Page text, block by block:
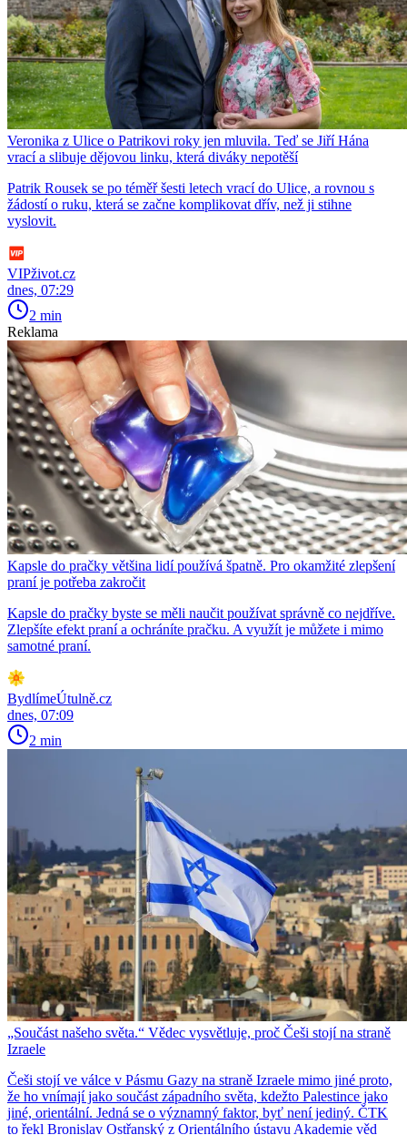
Veronika z Ulice o Patrikovi roky jen mluvila. Teď se Jiří Hána
vrací a slibuje dějovou linku, která diváky nepotěší
Patrik Rousek se po téměř šesti letech vrací do Ulice, a rovnou s
žádostí o ruku, která se začne komplikovat dřív, než ji stihne
vyslovit.
VIPživot.cz
dnes, 07:29
2 min
Reklama
Kapsle do pračky většina lidí používá špatně. Pro okamžité zlepšení
praní je potřeba zakročit
Kapsle do pračky byste se měli naučit používat správně co nejdříve.
Zlepšíte efekt praní a ochráníte pračku. A využít je můžete i mimo
samotné praní.
BydlímeÚtulně.cz
dnes, 07:09
2 min
„Součást našeho světa.“ Vědec vysvětluje, proč Češi stojí na straně
Izraele
Češi stojí ve válce v Pásmu Gazy na straně Izraele mimo jiné proto,
že ho vnímají jako součást západního světa, kdežto Palestince jako
jiné, orientální. Jedná se o významný faktor, byť není jediný. ČTK
to řekl Bronislav Ostřanský z Orientálního ústavu Akademie věd